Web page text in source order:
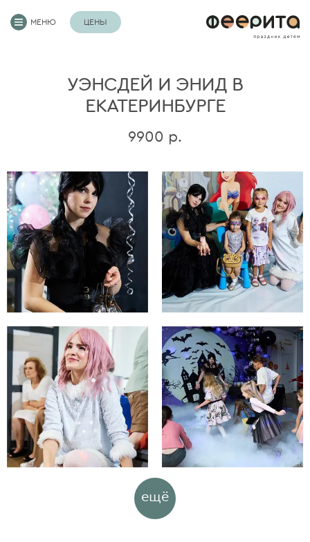
МЕНЮ ЦЕНЫ
УЭНСДЕЙ И ЭНИД В
ЕКАТЕРИНБУРГЕ
9900 р.
ещё